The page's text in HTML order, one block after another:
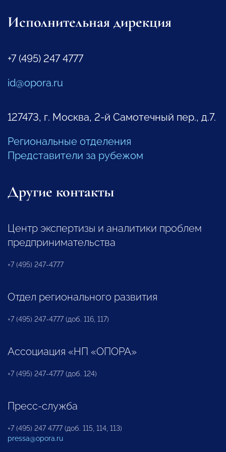
Исполнительная дирекция
+7 (495) 247 4777
id@opora.ru
127473, г. Москва, 2-й Самотечный пер., д.7.
Региональные отделения
Представители за рубежом
Другие контакты
Центр экспертизы и аналитики проблем
предпринимательства
+7 (495) 247-4777
Отдел регионального развития
+7 (495) 247-4777 (доб. 116, 117)
Ассоциация «НП «ОПОРА»
+7 (495) 247-4777 (доб. 124)
Пресс-служба
+7 (495) 247 4777 (доб. 115, 114, 113)
pressa@opora.ru